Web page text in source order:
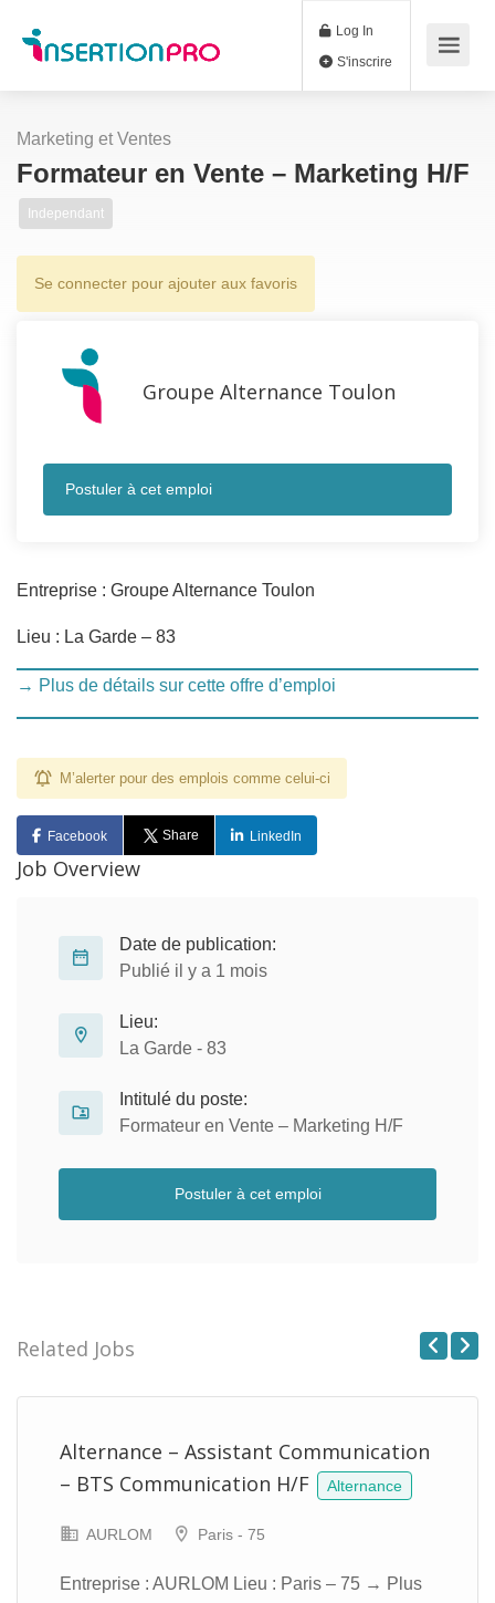
Log In
Marketing et Ventes
Formateur en Vente – Marketing H/F
Independant
Se connecter pour ajouter aux favoris
Groupe Alternance Toulon
Postuler à cet emploi
Entreprise : Groupe Alternance Toulon
Lieu : La Garde – 83
→ Plus de détails sur cette offre d’emploi
M’alerter pour des emplois comme celui-ci
Facebook Share LinkedIn
Job Overview
Date de publication:
Publié il y a 1 mois
Lieu:
La Garde - 83
Intitulé du poste:
Formateur en Vente – Marketing H/F
Postuler à cet emploi
Related Jobs
Alternance – Assistant Communication
– BTS Communication H/F
Alternance
AURLOM Paris - 75
Entreprise : AURLOM Lieu : Paris – 75 → Plus